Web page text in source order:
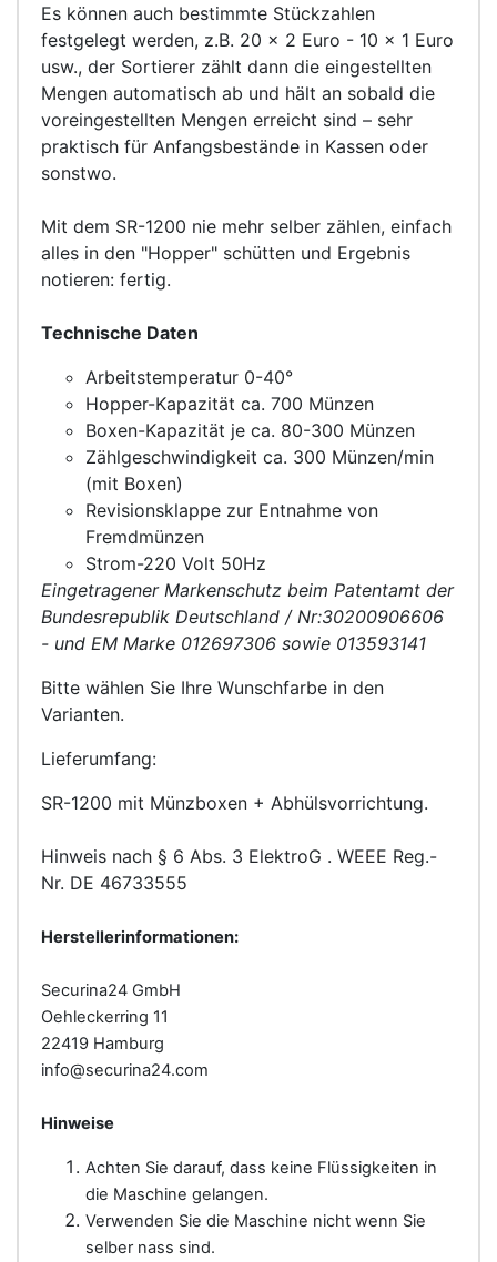
Es können auch bestimmte Stückzahlen
festgelegt werden, z.B. 20 x 2 Euro - 10 x 1 Euro
usw., der Sortierer zählt dann die eingestellten
Mengen automatisch ab und hält an sobald die
voreingestellten Mengen erreicht sind – sehr
praktisch für Anfangsbestände in Kassen oder
sonstwo.
Mit dem SR-1200 nie mehr selber zählen, einfach
alles in den "Hopper" schütten und Ergebnis
notieren: fertig.
Technische Daten
Arbeitstemperatur 0-40°
Hopper-Kapazität ca. 700 Münzen
Boxen-Kapazität je ca. 80-300 Münzen
Zählgeschwindigkeit ca. 300 Münzen/min
(mit Boxen)
Revisionsklappe zur Entnahme von
Fremdmünzen
Strom-220 Volt 50Hz
Eingetragener Markenschutz beim Patentamt der
Bundesrepublik Deutschland / Nr:30200906606
- und EM Marke 012697306 sowie 013593141
Bitte wählen Sie Ihre Wunschfarbe in den
Varianten.
Lieferumfang:
SR-1200 mit Münzboxen + Abhülsvorrichtung.
Hinweis nach § 6 Abs. 3 ElektroG . WEEE Reg.-
Nr. DE 46733555
Herstellerinformationen:
Securina24 GmbH
Oehleckerring 11
22419 Hamburg
info@securina24.com
Hinweise
Achten Sie darauf, dass keine Flüssigkeiten in
die Maschine gelangen.
Verwenden Sie die Maschine nicht wenn Sie
selber nass sind.